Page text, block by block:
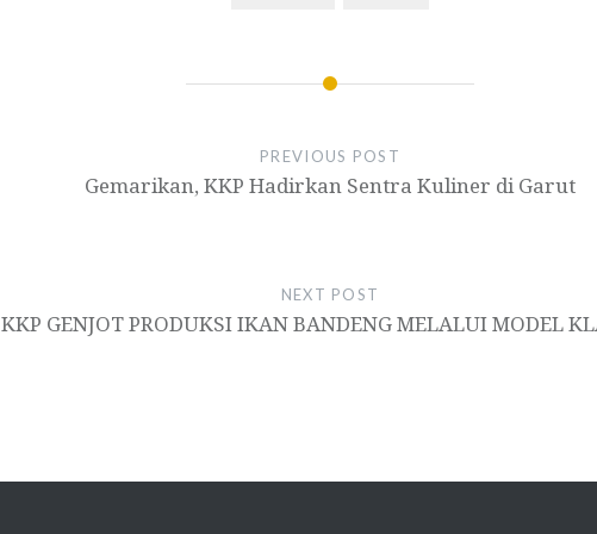
PREVIOUS POST
Gemarikan, KKP Hadirkan Sentra Kuliner di Garut
NEXT POST
KKP GENJOT PRODUKSI IKAN BANDENG MELALUI MODEL